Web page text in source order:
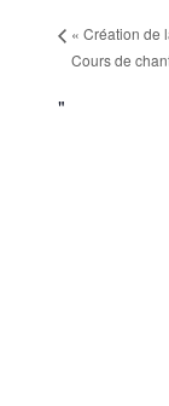
« Création de
Cours de